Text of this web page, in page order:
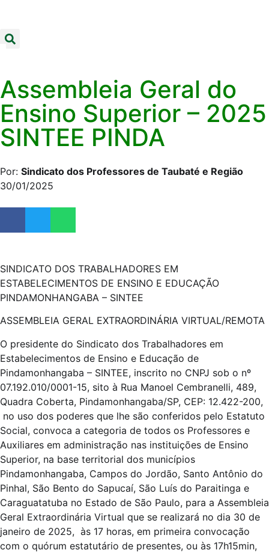
Assembleia Geral do
Ensino Superior – 2025
SINTEE PINDA
Por: Sindicato dos Professores de Taubaté e Região
30/01/2025
SINDICATO DOS TRABALHADORES EM
ESTABELECIMENTOS DE ENSINO E EDUCAÇÃO
PINDAMONHANGABA – SINTEE
ASSEMBLEIA GERAL EXTRAORDINÁRIA VIRTUAL/REMOTA
O presidente do Sindicato dos Trabalhadores em
Estabelecimentos de Ensino e Educação de
Pindamonhangaba – SINTEE, inscrito no CNPJ sob o nº
07.192.010/0001-15, sito à Rua Manoel Cembranelli, 489,
Quadra Coberta, Pindamonhangaba/SP, CEP: 12.422-200,
no uso dos poderes que lhe são conferidos pelo Estatuto
Social, convoca a categoria de todos os Professores e
Auxiliares em administração nas instituições de Ensino
Superior, na base territorial dos municípios
Pindamonhangaba, Campos do Jordão, Santo Antônio do
Pinhal, São Bento do Sapucaí, São Luís do Paraitinga e
Caraguatatuba no Estado de São Paulo, para a Assembleia
Geral Extraordinária Virtual que se realizará no dia 30 de
janeiro de 2025, às 17 horas, em primeira convocação
com o quórum estatutário de presentes, ou às 17h15min,